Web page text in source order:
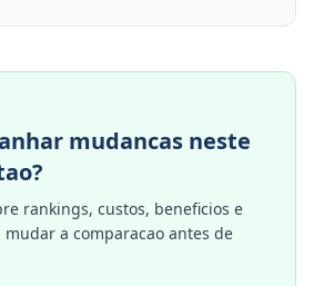
mudancas neste
rankings, custos, beneficios e
a comparacao antes de